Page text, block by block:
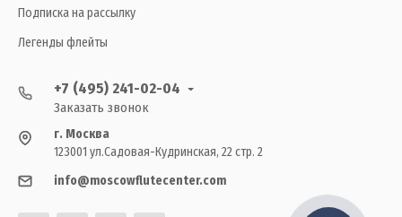
Подписка на рассылку
Легенды флейты
+7 (495) 241-02-04
Заказать звонок
г. Москва
123001 ул.Садовая-Кудринская, 22 стр. 2
info@moscowflutecenter.com